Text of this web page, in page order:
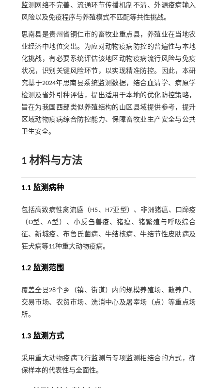
监测网络不完善、流通环节传播机制不清、外源疫病输入
风险以及免疫程序与养殖模式不匹配等共性挑战。
思南县是贵州省铜仁市的畜牧业重点县，养殖业在当地农
业经济中地位突出。为应对动物疫病防控的普遍性与本地
化挑战，有必要系统评估该地区动物疫病流行风险与免疫
状况，识别关键风险环节，以实现精准防控。因此，本研
究基于2024年思南县系统监测数据，结合血清学、病原学
检测及省外引种评估，提出适用于本地的优化防控策略，
旨在为我国西部类似养殖结构的山区县域提供参考，提升
区域动物疫病综合防控能力、保障畜牧业生产安全与公共
卫生安全。
1 材料与方法
1.1 监测病种
包括高致病性禽流感（H5、H7亚型）、非洲猪瘟、口蹄疫
（O型、A型）、小反刍兽疫、猪瘟、猪繁殖与呼吸综合
征、新城疫、布鲁氏菌病、牛结核病、牛结节性皮肤病及
狂犬病等11种重大动物疫病。
1.2 监测范围
覆盖全县28个乡（镇、街道）内的规模养殖场、散养户、
交易市场、农贸市场、洗消中心及屠宰场（点）等重点场
所。
1.3 监测方式
采用重大动物疫病飞行监测与专项监测相结合的方式，确
保样本的代表性与全面性。